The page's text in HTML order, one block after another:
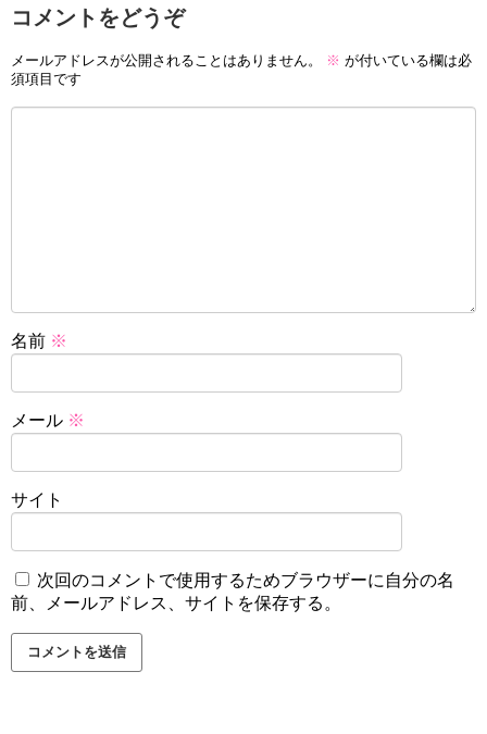
コメントをどうぞ
メールアドレスが公開されることはありません。 ※ が付いている欄は必
須項目です
名前 ※
メール ※
サイト
次回のコメントで使用するためブラウザーに自分の名
前、メールアドレス、サイトを保存する。